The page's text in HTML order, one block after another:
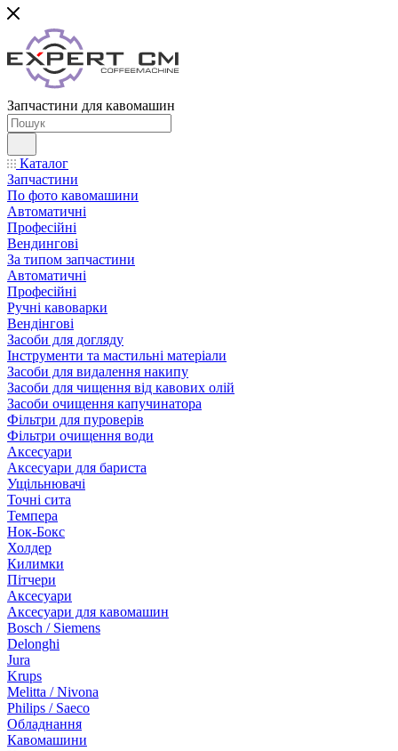
Запчастини для кавомашин
Каталог
Запчастини
По фото кавомашини
Автоматичні
Професійні
Вендингові
За типом запчастини
Автоматичні
Професійні
Ручні кавоварки
Вендінгові
Засоби для догляду
Інструменти та мастильні матеріали
Засоби для видалення накипу
Засоби для чищення від кавових олій
Засоби очищення капучинатора
Фільтри для пуроверів
Фільтри очищення води
Аксесуари
Аксесуари для бариста
Ущільнювачі
Точні сита
Темпера
Нок-Бокс
Холдер
Килимки
Пітчери
Аксесуари
Аксесуари для кавомашин
Bosch / Siemens
Delonghi
Jura
Krups
Melitta / Nivona
Philips / Saeco
Обладнання
Кавомашини